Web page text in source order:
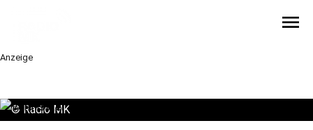
menu
Anzeige
© Radio MK